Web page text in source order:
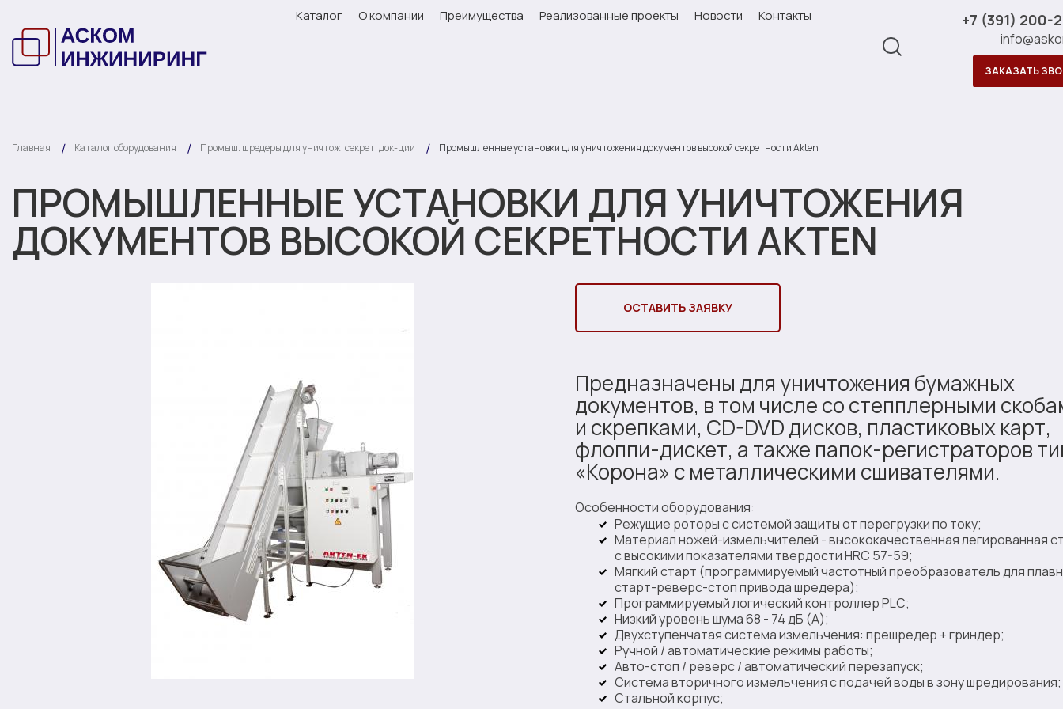
+7 (391) 200-
ЗАКАЗАТЬ
Каталог О компании Преимущества Реализованные проекты Новости Контакты
Главная Каталог оборудования Промыш. шредеры для уничтож. секрет. док-ции Промышленные установки для уничтожения документов высокой секретности Akten
ПРОМЫШЛЕННЫЕ УСТАНОВКИ ДЛЯ УНИЧТОЖЕНИЯ
ДОКУМЕНТОВ ВЫСОКОЙ СЕКРЕТНОСТИ AKTEN
ОСТАВИТЬ ЗАЯВКУ
Предназначены для уничтожения бумажных
документов, в том числе со степплерными
и скрепками, CD-DVD дисков, пластиковых карт,
флоппи-дискет, а также папок-регистраторов
«Корона» с металлическими сшивателями.
Особенности оборудования:
Режущие роторы с системой защиты от перегрузки по току;
Материал ножей-измельчителей - высококачественная легированная
с высокими показателями твердости HRC 57-59;
Мягкий старт (программируемый частотный преобразователь для
старт-реверс-стоп привода шредера);
Программируемый логический контроллер PLC;
Низкий уровень шума 68 - 74 дБ (A);
Двухступенчатая система измельчения: прешредер + гриндер;
Ручной / автоматические режимы работы;
Авто-стоп / реверс / автоматический перезапуск;
Система вторичного измельчения с подачей воды в зону шредирования;
Стальной корпус;